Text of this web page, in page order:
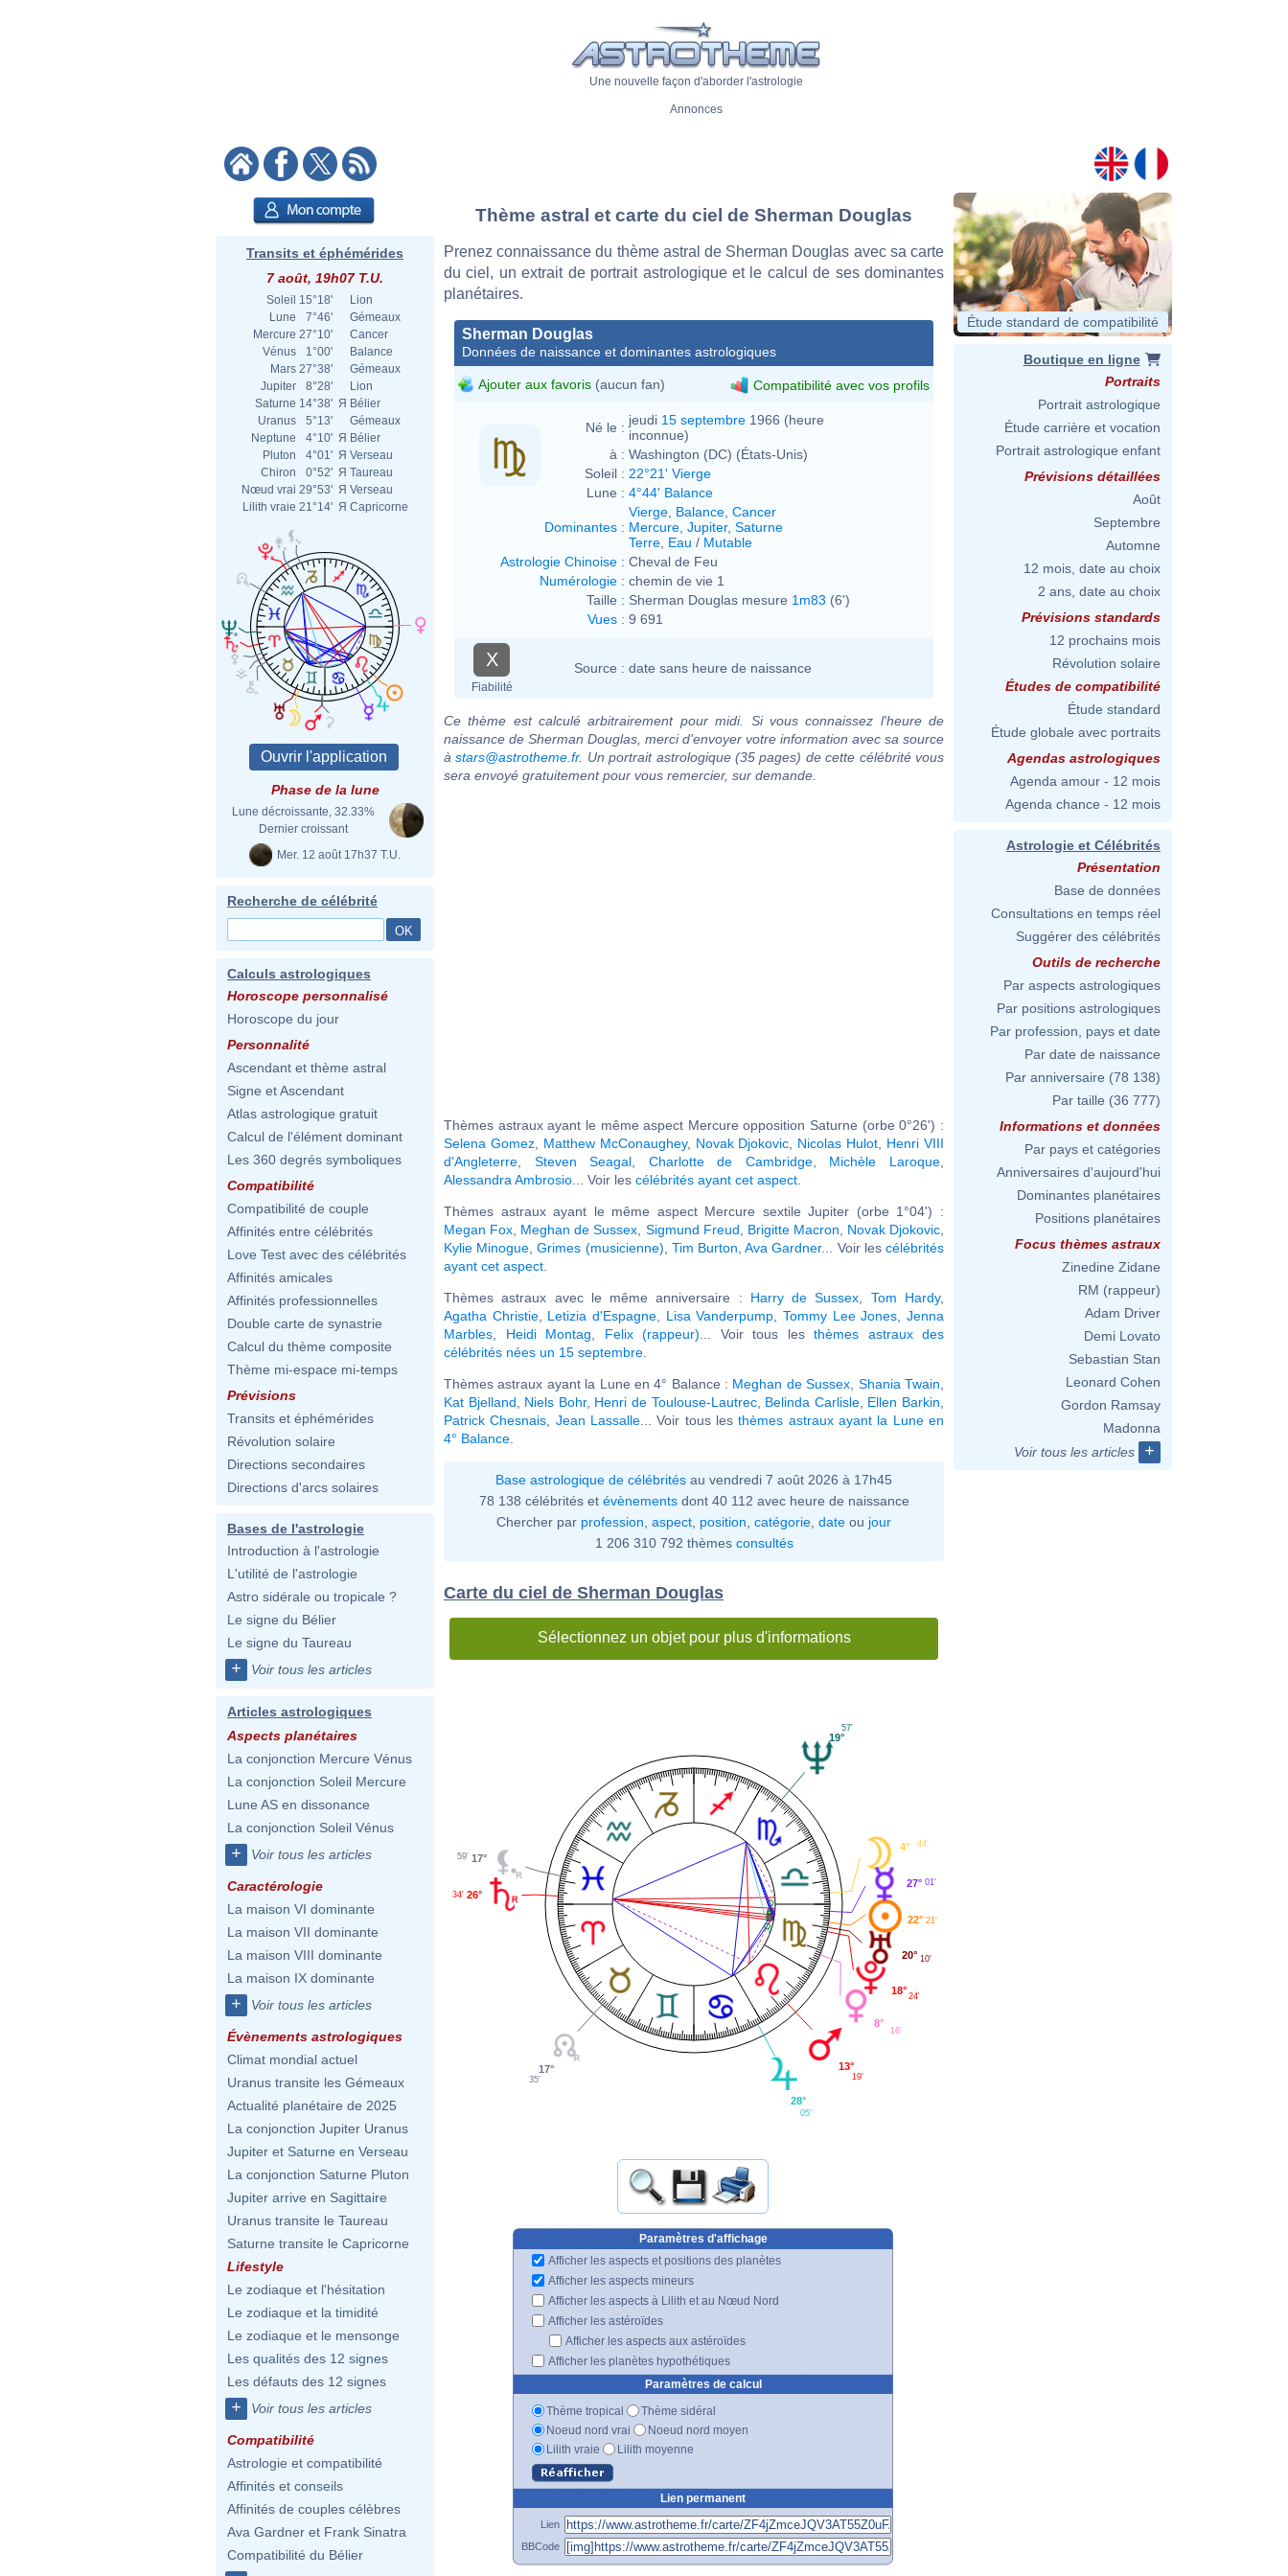
Une nouvelle façon d'aborder l'astrologie
Annonces
Transits et éphémérides
7 août, 19h07 T.U.
Soleil 15°18'
Lion
Lune
7°46'
Gémeaux
Mercure 27°10'
Cancer
Vénus
1°00'
Balance
Mars 27°38'
Gémeaux
Jupiter
8°28'
Lion
Saturne 14°38' Я Bélier
Uranus
5°13'
Gémeaux
Neptune
4°10' Я Bélier
Pluton
4°01' Я Verseau
Chiron
0°52' Я Taureau
Nœud vrai 29°53' Я Verseau
Lilith vraie 21°14' Я Capricorne
Phase de la lune
Lune décroissante, 32.33%
Dernier croissant
Mer. 12 août 17h37 T.U.
Recherche de célébrité
Calculs astrologiques
Horoscope personnalisé
Horoscope du jour
Personnalité
Ascendant et thème astral
Signe et Ascendant
Atlas astrologique gratuit
Calcul de l'élément dominant
Les 360 degrés symboliques
Compatibilité
Compatibilité de couple
Affinités entre célébrités
Love Test avec des célébrités
Affinités amicales
Affinités professionnelles
Double carte de synastrie
Calcul du thème composite
Thème mi-espace mi-temps
Prévisions
Transits et éphémérides
Révolution solaire
Directions secondaires
Directions d'arcs solaires
Bases de l'astrologie
Introduction à l'astrologie
L'utilité de l'astrologie
Astro sidérale ou tropicale ?
Le signe du Bélier
Le signe du Taureau
+ Voir tous les articles
Articles astrologiques
Aspects planétaires
La conjonction Mercure Vénus
La conjonction Soleil Mercure
Lune AS en dissonance
La conjonction Soleil Vénus
+ Voir tous les articles
Caractérologie
La maison VI dominante
La maison VII dominante
La maison VIII dominante
La maison IX dominante
+ Voir tous les articles
Évènements astrologiques
Climat mondial actuel
Uranus transite les Gémeaux
Actualité planétaire de 2025
La conjonction Jupiter Uranus
Jupiter et Saturne en Verseau
La conjonction Saturne Pluton
Jupiter arrive en Sagittaire
Uranus transite le Taureau
Saturne transite le Capricorne
Lifestyle
Le zodiaque et l'hésitation
Le zodiaque et la timidité
Le zodiaque et le mensonge
Les qualités des 12 signes
Les défauts des 12 signes
+ Voir tous les articles
Compatibilité
Astrologie et compatibilité
Affinités et conseils
Affinités de couples célèbres
Ava Gardner et Frank Sinatra
Compatibilité du Bélier
Thème astral et carte du ciel de Sherman Douglas
Prenez connaissance du thème astral de Sherman Douglas avec sa carte
du ciel, un extrait de portrait astrologique et le calcul de ses dominantes
planétaires.
Sherman Douglas
Données de naissance et dominantes astrologiques
Ajouter aux favoris (aucun fan) Compatibilité avec vos profils
Né le : jeudi 15 septembre 1966 (heure
inconnue)
à : Washington (DC) (États-Unis)
Soleil : 22°21' Vierge
Lune : 4°44' Balance
Dominantes :
Vierge Balance Cancer
Mercure Jupiter, Saturne
Terre Eau / Mutable
Astrologie Chinoise : Cheval de Feu
Numérologie : chemin de vie 1
Taille : Sherman Douglas mesure 1m83 (6')
Vues : 9 691
X
Fiabilité
Source : date sans heure de naissance
Ce thème est calculé arbitrairement pour midi. Si vous connaissez l'heure de
naissance de Sherman Douglas, merci d'envoyer votre information avec sa source
àstars@astrotheme.fr. Un portrait astrologique (35 pages) de cette célébrité vous
sera envoyé gratuitement pour vous remercier, sur demande.
Thèmes astraux ayant le même aspect Mercure opposition Saturne (orbe 0°26') :
Selena Gomez, Matthew McConaughey, Novak Djokovic Nicolas Hulot
Henri VIII
d'Angleterre
Steven Seagal Charlotte de Cambridge, Michèle Laroque
Alessandra Ambrosio ... Voir les célébrités ayant cet aspect
Thèmes astraux ayant le même aspect Mercure sextile Jupiter (orbe 1°04') :
Megan Fox Meghan de Sussex Sigmund Freud Brigitte Macron Novak Djokovic
Kylie Minogue ,Grimes (musicienne) Tim Burton ,Ava Gardner... Voir lescélébrités
ayant cet aspect
Thèmes astraux avec le même anniversaire : Harry de Sussex Tom Hardy,
Agatha Christie, Letizia d'Espagne Lisa Vanderpump ,Tommy Lee Jones ,Jenna
Marbles
Heidi Montag Felix (rappeur) ... Voir tous les thèmes astraux des
célébrités nées un 15 septembre
Thèmes astraux ayant la Lune en 4° Balance : Meghan de Sussex Shania Twain
Kat Bjelland
Niels Bohr, Henri de Toulouse-Lautrec, Belinda Carlisle, Ellen Barkin
Patrick Chesnais
Jean Lassalle ... Voir tous lesthèmes astraux ayant la Lune en
4° Balance
Base astrologique de célébrités au vendredi 7 août 2026 à 17h45
78 138 célébrités et évènementsdont 40 112 avec heure de naissance
Chercher par profession aspect position catégorie date ou jour
1 206 310 792 thèmes consultés
Carte du ciel de Sherman Douglas
Sélectionnez un objet pour plus d'informations
4° 44'
19°
57'
17°
59'
26°
34'
17°
35'
28°
05'
13°
19'
8°
16'
18° 24'
20° 10'
22° 21'
27° 01'
Paramètres d'affichage
Afficher les aspects et positions des planètes
Afficher les aspects mineurs
Afficher les aspects à Lilith et au Nœud Nord
Afficher les astéroïdes
Afficher les aspects aux astéroïdes
Afficher les planètes hypothétiques
Paramètres de calcul
Thème tropical
Thème sidéral
Noeud nord vrai
Noeud nord moyen
Lilith vraie
Lilith moyenne
Lien permanent
Lien
BBCode
Étude standard de compatibilité
Boutique en ligne
Portraits
Portrait astrologique
Étude carrière et vocation
Portrait astrologique enfant
Prévisions détaillées
Août
Septembre
Automne
12 mois, date au choix
2 ans, date au choix
Prévisions standards
12 prochains mois
Révolution solaire
Études de compatibilité
Étude standard
Étude globale avec portraits
Agendas astrologiques
Agenda amour - 12 mois
Agenda chance - 12 mois
Astrologie et Célébrités
Présentation
Base de données
Consultations en temps réel
Suggérer des célébrités
Outils de recherche
Par aspects astrologiques
Par positions astrologiques
Par profession, pays et date
Par date de naissance
Par anniversaire (78 138)
Par taille (36 777)
Informations et données
Par pays et catégories
Anniversaires d'aujourd'hui
Dominantes planétaires
Positions planétaires
Focus thèmes astraux
Zinedine Zidane
RM (rappeur)
Adam Driver
Demi Lovato
Sebastian Stan
Leonard Cohen
Gordon Ramsay
Madonna
Voir tous les articles
+